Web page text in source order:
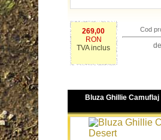
269,00
RON
TVA inclus
Cod
Bluza Ghillie